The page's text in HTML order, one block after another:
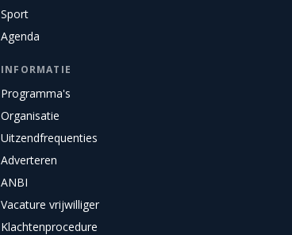
Sport
Agenda
INFORMATIE
Programma's
Organisatie
Uitzendfrequenties
Adverteren
ANBI
Vacature vrijwilliger
Klachtenprocedure